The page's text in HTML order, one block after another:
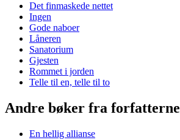
Det finmaskede nettet
Ingen
Gode naboer
Låneren
Sanatorium
Gjesten
Rommet i jorden
Telle til en, telle til to
Andre bøker fra forfatterne
En hellig allianse